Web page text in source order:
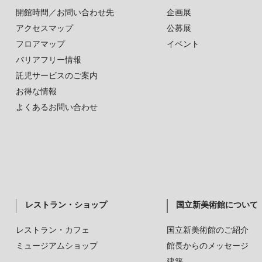
開館時間／お問い合わせ先
アクセスマップ
フロアマップ
バリアフリー情報
託児サービスのご案内
お得な情報
よくあるお問い合わせ
企画展
公募展
イベント
レストラン・ショップ
レストラン・カフェ
ミュージアムショップ
国立新美術館について
国立新美術館のご紹介
館長からのメッセージ